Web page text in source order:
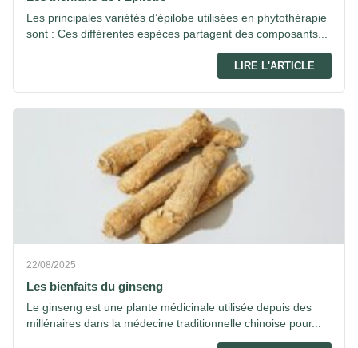
Les principales variétés d’épilobe utilisées en phytothérapie
sont : Ces différentes espèces partagent des composants...
LIRE L'ARTICLE
22/08/2025
Les bienfaits du ginseng
Le ginseng est une plante médicinale utilisée depuis des
millénaires dans la médecine traditionnelle chinoise pour...